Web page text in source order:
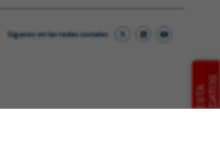
Síganos en las redes sociales
ENCUESTACANDIDATOS